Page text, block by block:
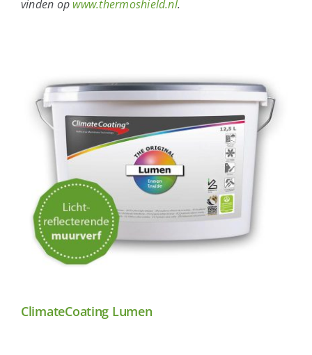
vinden op www.thermoshield.nl.
ClimateCoating Lumen